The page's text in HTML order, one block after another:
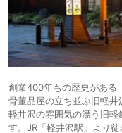
創業400年もの歴史がある
骨董品屋の立ち並ぶ旧軽井
軽井沢の雰囲気の漂う旧
す。JR「軽井沢駅」より